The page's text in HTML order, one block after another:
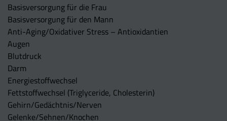
Basisversorgung für die Frau
Basisversorgung für den Mann
Anti-Aging/Oxidativer Stress – Antioxidantien
Augen
Blutdruck
Darm
Energiestoffwechsel
Fettstoffwechsel (Triglyceride, Cholesterin)
Gehirn/Gedächtnis/Nerven
Gelenke/Sehnen/Knochen